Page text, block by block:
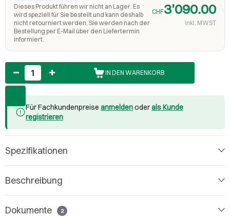
Dieses Produkt führen wir nicht an Lager. Es
wird speziell für Sie bestellt und kann deshalb
nicht retourniert werden. Sie werden nach der
Bestellung per E-Mail über den Liefertermin
informiert.
CHF3'090.00
inkl. MWST
Anzahl
IN DEN WARENKORB
Für Fachkundenpreise anmeldenoderals Kunde
registrieren
Spezifikationen
Beschreibung
Dokumente 2